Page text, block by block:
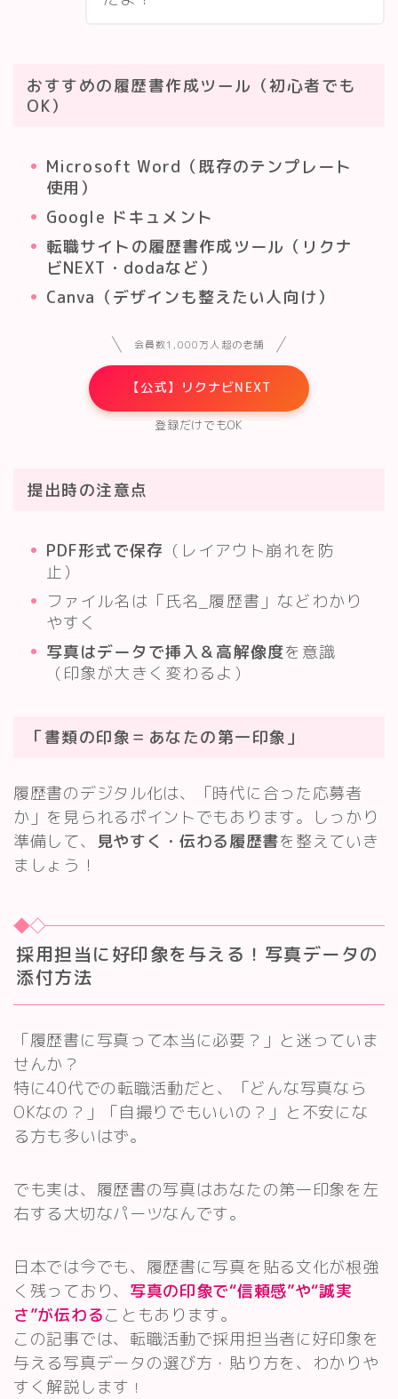
おすすめの履歴書作成ツール（初心者でも
OK）
Microsoft Word（既存のテンプレート
使用）
Google ドキュメント
転職サイトの履歴書作成ツール（リクナ
ビNEXT・dodaなど）
Canva（デザインも整えたい人向け）
会員数1,000万人超の老舗
【公式】リクナビNEXT
登録だけでもOK
提出時の注意点
PDF形式で保存 （レイアウト崩れを防
止）
ファイル名は「氏名_履歴書」などわかり
やすく
写真はデータで挿入＆高解像度を意識
（印象が大きく変わるよ）
「書類の印象＝あなたの第一印象」
履歴書のデジタル化は、「時代に合った応募者
か」を見られるポイントでもあります。しっかり
準備して、 見やすく・伝わる履歴書を整えていき
ましょう！
採用担当に好印象を与える！写真データの
添付方法
「履歴書に写真って本当に必要？」と迷っていま
せんか？
特に40代での転職活動だと、「どんな写真なら
OKなの？」「自撮りでもいいの？」と不安にな
る方も多いはず。
でも実は、履歴書の写真はあなたの第一印象を左
右する大切なパーツなんです。
日本では今でも、履歴書に写真を貼る文化が根強
く残っており、 写真の印象で“信頼感”や“誠実
さ”が伝わることもあります。
この記事では、転職活動で採用担当者に好印象を
与える写真データの選び方・貼り方を、わかりや
すく解説します ！